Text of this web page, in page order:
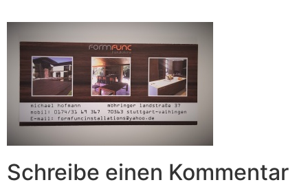
Inhalt
springen
Schreibe einen Kommentar